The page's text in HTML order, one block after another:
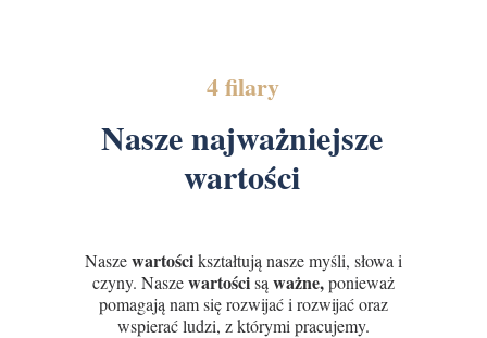
4 filary
Nasze najważniejsze
wartości
Naszewartościkształtują nasze myśli, słowa i
czyny. Naszewartościsą ważne,ponieważ
pomagają nam się rozwijać i rozwijać oraz
wspierać ludzi, z którymi pracujemy.